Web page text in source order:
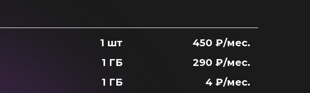
450 ₽/мес.
290 ₽/мес.
4 ₽/мес.
1 шт
1 ГБ
1 ГБ